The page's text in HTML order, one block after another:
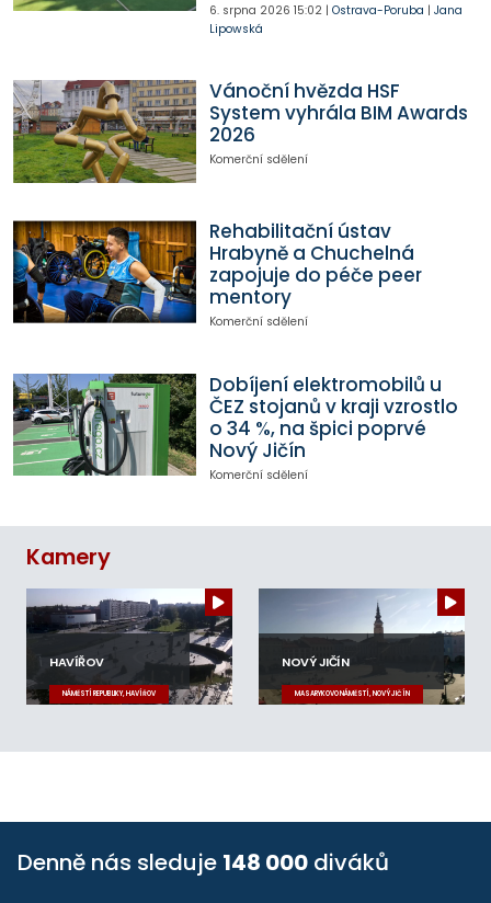
6. srpna 2026 15:02| Ostrava-Poruba | Jana
Lipowská
Vánoční hvězda HSF
System vyhrála BIM Awards
2026
Komerční sdělení
Rehabilitační ústav
Hrabyně a Chuchelná
zapojuje do péče peer
mentory
Komerční sdělení
Dobíjení elektromobilů u
ČEZ stojanů v kraji vzrostlo
o 34 %, na špici poprvé
Nový Jičín
Komerční sdělení
Kamery
HAVÍŘOV
NÁMĚSTÍ REPUBLIKY, HAVÍŘOV
NOVÝ JIČÍN
MASARYKOVO NÁMĚSTÍ, NOVÝ JIČÍN
Denně nás sleduje 148 000 diváků